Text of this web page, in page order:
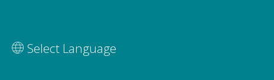
Vertaal deze pagina
Select Language